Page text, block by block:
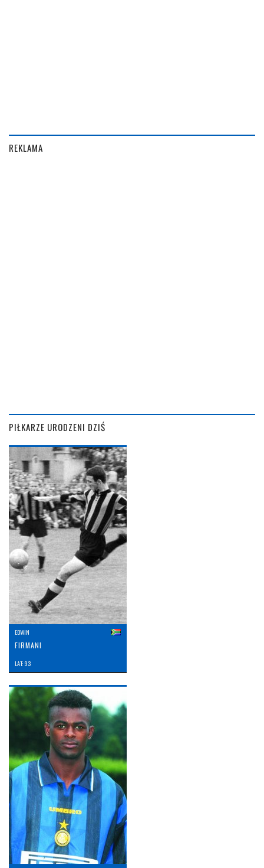
REKLAMA
PIŁKARZE URODZENI DZIŚ
EDWIN
FIRMANI
LAT: 93